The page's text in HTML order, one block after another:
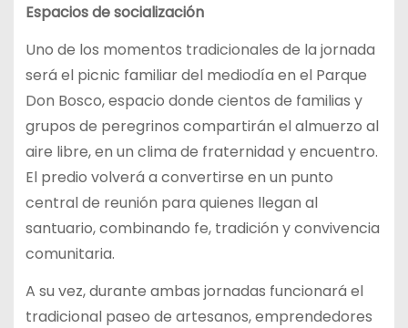
Espacios de socialización
Uno de los momentos tradicionales de la jornada
será el picnic familiar del mediodía en el Parque
Don Bosco, espacio donde cientos de familias y
grupos de peregrinos compartirán el almuerzo al
aire libre, en un clima de fraternidad y encuentro.
El predio volverá a convertirse en un punto
central de reunión para quienes llegan al
santuario, combinando fe, tradición y convivencia
comunitaria.
A su vez, durante ambas jornadas funcionará el
tradicional paseo de artesanos, emprendedores